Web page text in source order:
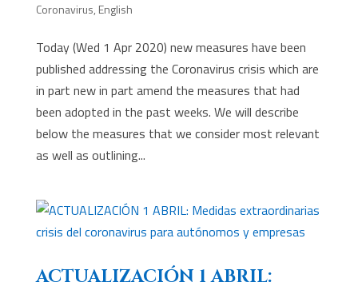
Coronavirus, English
Today (Wed 1 Apr 2020) new measures have been
published addressing the Coronavirus crisis which are
in part new in part amend the measures that had
been adopted in the past weeks. We will describe
below the measures that we consider most relevant
as well as outlining...
ACTUALIZACIÓN 1 ABRIL: